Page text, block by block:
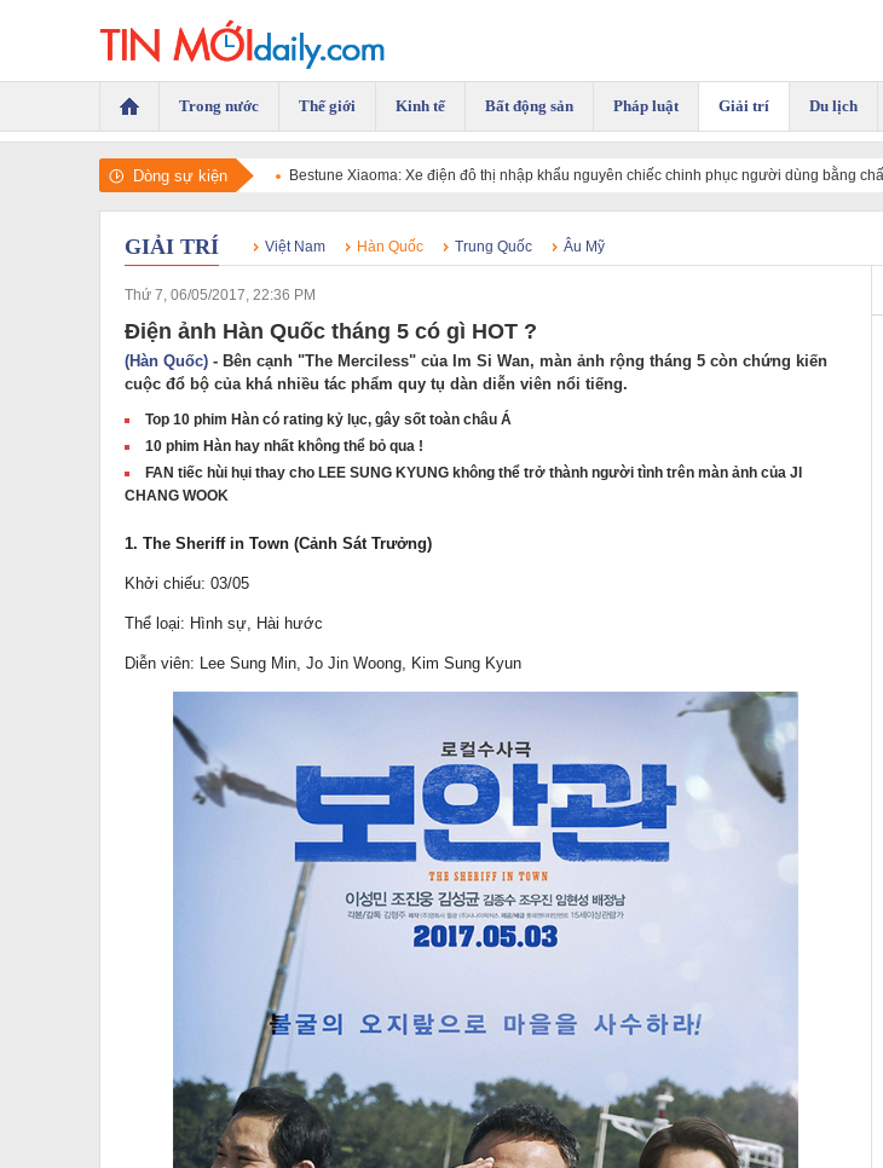
Trong nước Thế giới Kinh tế Bất động sản Pháp luật Giải trí Du lịch
Dòng sự kiện Khi những chuyến đi là cuộc trở về để lấp đầy những khoảng trống
GIẢI TRÍ Việt Nam Hàn Quốc Trung Quốc Âu Mỹ
Thứ 7, 06/05/2017, 22:36 PM
Điện ảnh Hàn Quốc tháng 5 có gì HOT ?
(Hàn Quốc) - Bên cạnh "The Merciless" của Im Si Wan, màn ảnh rộng tháng 5 còn chứng kiến
cuộc đổ bộ của khá nhiều tác phẩm quy tụ dàn diễn viên nổi tiếng.
Top 10 phim Hàn có rating kỷ lục, gây sốt toàn châu Á
10 phim Hàn hay nhất không thể bỏ qua !
FAN tiếc hùi hụi thay cho LEE SUNG KYUNG không thể trở thành người tình trên màn ảnh của JI
CHANG WOOK
1. The Sheriff in Town (Cảnh Sát Trưởng)
Khởi chiếu: 03/05
Thể loại: Hình sự, Hài hước
Diễn viên: Lee Sung Min, Jo Jin Woong, Kim Sung Kyun